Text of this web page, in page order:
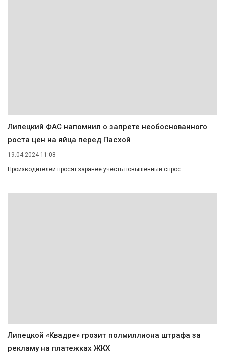
Липецкий ФАС напомнил о запрете необоснованного
роста цен на яйца перед Пасхой
19.04.2024 11:08
Производителей просят заранее учесть повышенный спрос
Липецкой «Квадре» грозит полмиллиона штрафа за
рекламу на платежках ЖКХ